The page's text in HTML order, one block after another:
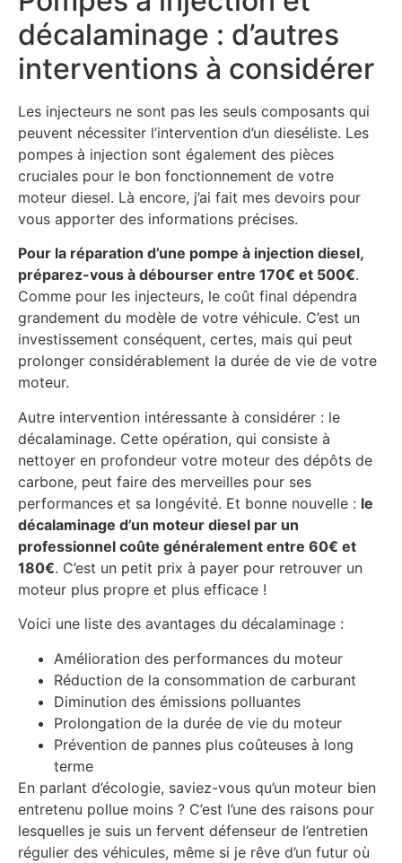
décalaminage : d’autres
interventions à considérer
Les injecteurs ne sont pas les seuls composants qui
peuvent nécessiter l’intervention d’un dieséliste. Les
pompes à injection sont également des pièces
cruciales pour le bon fonctionnement de votre
moteur diesel. Là encore, j’ai fait mes devoirs pour
vous apporter des informations précises.
Pour la réparation d’une pompe à injection diesel,
préparez-vous à débourser entre 170€ et 500€.
Comme pour les injecteurs, le coût final dépendra
grandement du modèle de votre véhicule. C’est un
investissement conséquent, certes, mais qui peut
prolonger considérablement la durée de vie de votre
moteur.
Autre intervention intéressante à considérer : le
décalaminage. Cette opération, qui consiste à
nettoyer en profondeur votre moteur des dépôts de
carbone, peut faire des merveilles pour ses
performances et sa longévité. Et bonne nouvelle : le
décalaminage d’un moteur diesel par un
professionnel coûte généralement entre 60€ et
180€. C’est un petit prix à payer pour retrouver un
moteur plus propre et plus efficace !
Voici une liste des avantages du décalaminage :
Amélioration des performances du moteur
Réduction de la consommation de carburant
Diminution des émissions polluantes
Prolongation de la durée de vie du moteur
Prévention de pannes plus coûteuses à long
terme
En parlant d’écologie, saviez-vous qu’un moteur bien
entretenu pollue moins ? C’est l’une des raisons pour
lesquelles je suis un fervent défenseur de l’entretien
régulier des véhicules, même si je rêve d’un futur où